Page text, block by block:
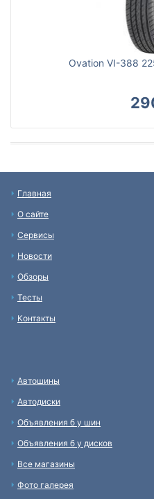
Ovation VI-388
Главная
О сайте
Сервисы
Новости
Обзоры
Тесты
Контакты
Автошины
Автодиски
Объявления б у шин
Объявления б у дисков
Все магазины
Фото галерея